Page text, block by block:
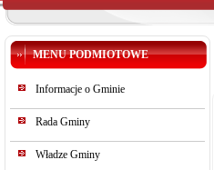
MENU PODMIOTOWE
Informacje o Gminie
Rada Gminy
Władze Gminy